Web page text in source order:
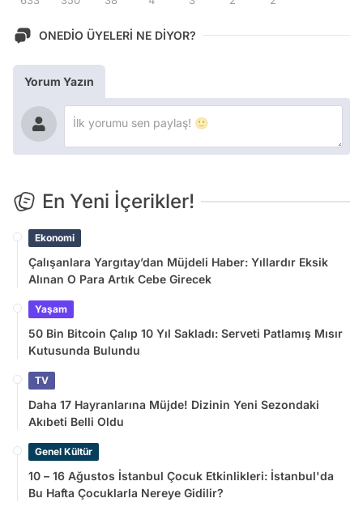
ONEDİO ÜYELERİ NE DİYOR?
Yorum Yazın
En Yeni İçerikler!
Ekonomi
Çalışanlara Yargıtay’dan Müjdeli Haber: Yıllardır Eksik
Alınan O Para Artık Cebe Girecek
Yaşam
50 Bin Bitcoin Çalıp 10 Yıl Sakladı: Serveti Patlamış Mısır
Kutusunda Bulundu
TV
Daha 17 Hayranlarına Müjde! Dizinin Yeni Sezondaki
Akıbeti Belli Oldu
Genel Kültür
10 – 16 Ağustos İstanbul Çocuk Etkinlikleri: İstanbul'da
Bu Hafta Çocuklarla Nereye Gidilir?